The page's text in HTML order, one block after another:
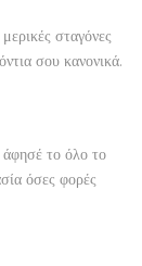
σταγόνες
σου κανονικά.
άφησέ το όλο το
όσες φορές